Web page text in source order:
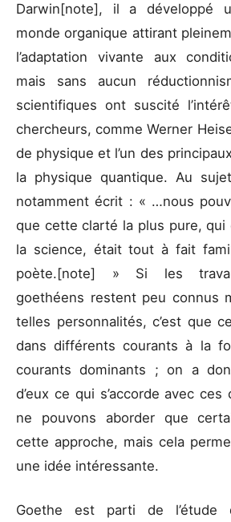
Darwin[note], il a développé
monde organique attirant
l’adaptation vivante aux
mais sans aucun
scientifiques ont suscité
chercheurs, comme Werner
de physique et l’un des
la physique quantique. Au
notamment écrit : « …nous
que cette clarté la plus pure,
la science, était tout à fait
poète.[note] » Si les
goethéens restent peu connus
telles personnalités, c’est que
dans différents courants à la
courants dominants ; on a
d’eux ce qui s’accorde avec
ne pouvons aborder que
cette approche, mais cela
une idée intéressante.
Goethe est parti de l’étude